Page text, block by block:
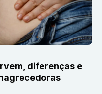
diferenças e